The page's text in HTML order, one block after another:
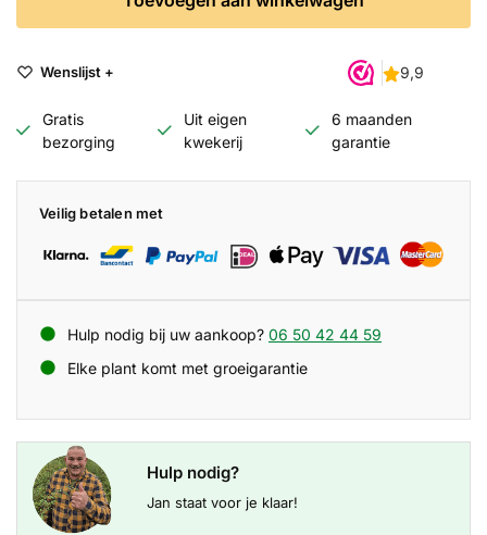
Wenslijst +
Gratis
bezorging
Uit eigen
kwekerij
6 maanden
garantie
Veilig betalen met
Hulp nodig bij uw aankoop? 06 50 42 44 59
Elke plant komt met groeigarantie
Hulp nodig?
Jan staat voor je klaar!